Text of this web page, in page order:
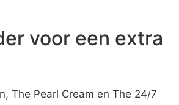
voor een extra
The Pearl Cream en The 24/7